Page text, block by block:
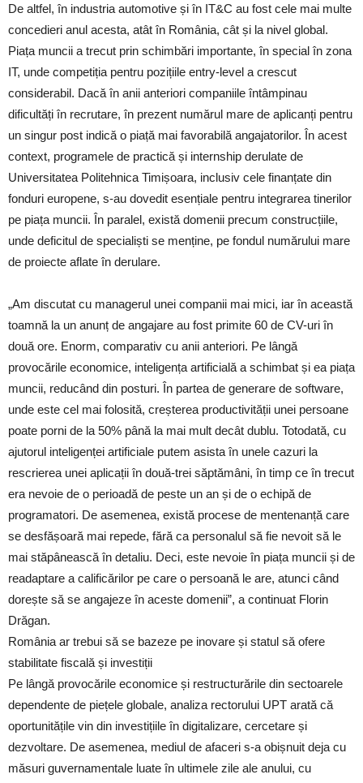
De altfel, în industria automotive și în IT&C au fost cele mai multe
concedieri anul acesta, atât în România, cât și la nivel global.
Piața muncii a trecut prin schimbări importante, în special în zona
IT, unde competiția pentru pozițiile entry-level a crescut
considerabil. Dacă în anii anteriori companiile întâmpinau
dificultăți în recrutare, în prezent numărul mare de aplicanți pentru
un singur post indică o piață mai favorabilă angajatorilor. În acest
context, programele de practică și internship derulate de
Universitatea Politehnica Timișoara, inclusiv cele finanțate din
fonduri europene, s-au dovedit esențiale pentru integrarea tinerilor
pe piața muncii. În paralel, există domenii precum construcțiile,
unde deficitul de specialiști se menține, pe fondul numărului mare
de proiecte aflate în derulare.
„Am discutat cu managerul unei companii mai mici, iar în această
toamnă la un anunț de angajare au fost primite 60 de CV-uri în
două ore. Enorm, comparativ cu anii anteriori. Pe lângă
provocările economice, inteligența artificială a schimbat și ea piața
muncii, reducând din posturi. În partea de generare de software,
unde este cel mai folosită, creșterea productivității unei persoane
poate porni de la 50% până la mai mult decât dublu. Totodată, cu
ajutorul inteligenței artificiale putem asista în unele cazuri la
rescrierea unei aplicații în două-trei săptămâni, în timp ce în trecut
era nevoie de o perioadă de peste un an și de o echipă de
programatori. De asemenea, există procese de mentenanță care
se desfășoară mai repede, fără ca personalul să fie nevoit să le
mai stăpânească în detaliu. Deci, este nevoie în piața muncii și de
readaptare a calificărilor pe care o persoană le are, atunci când
dorește să se angajeze în aceste domenii”, a continuat Florin
Drăgan.
România ar trebui să se bazeze pe inovare și statul să ofere
stabilitate fiscală și investiții
Pe lângă provocările economice și restructurările din sectoarele
dependente de piețele globale, analiza rectorului UPT arată că
oportunitățile vin din investițiile în digitalizare, cercetare și
dezvoltare. De asemenea, mediul de afaceri s-a obișnuit deja cu
măsuri guvernamentale luate în ultimele zile ale anului, cu